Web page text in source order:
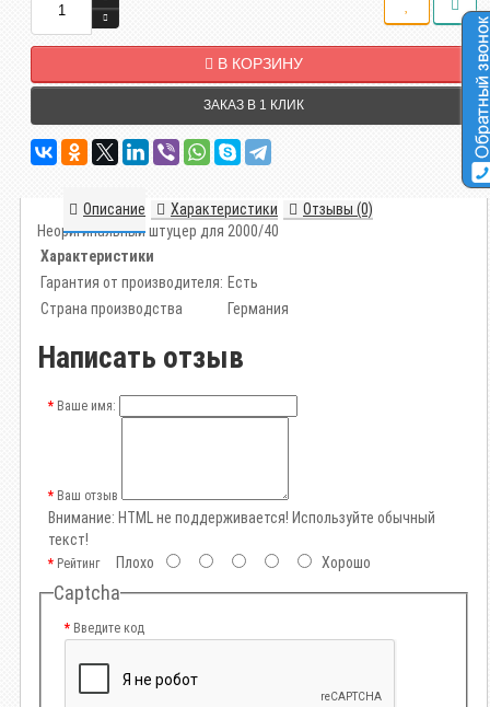
В КОРЗИНУ
ЗАКАЗ В 1 КЛИК
Описание Характеристики
Отзывы (0)
Неоригинальный штуцер для 2000/40
Характеристики
Гарантия от производителя: Есть
Страна производства
Германия
Написать отзыв
Ваше имя:
Ваш отзыв
Внимание: HTML не поддерживается! Используйте обычный
текст!
РейтингПлохо Хорошо
Captcha
Введите код